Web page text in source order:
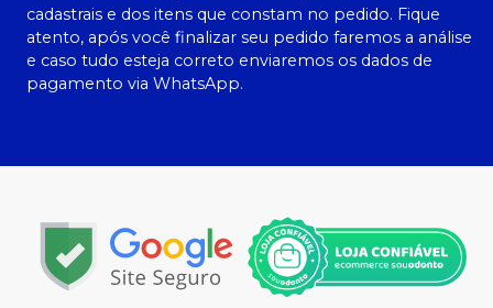
cadastrais e dos itens que constam no pedido. Fique
atento, após você finalizar seu pedido faremos a análise
e caso tudo esteja correto enviaremos os dados de
pagamento via WhatsApp.